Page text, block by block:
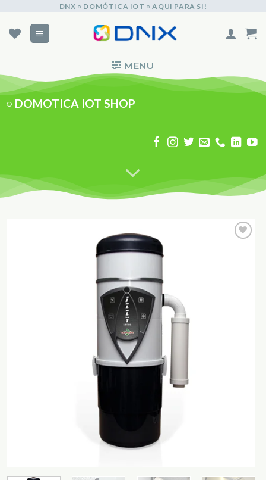
content
DNX ○ DOMÓTICA IOT ○ AQUI PARA SI!
MENU
○ DOMOTICA IOT SHOP